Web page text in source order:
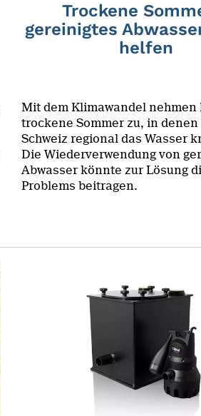
Trockene
gereinigtes
helfen
Mit dem Klimawandel nehmen
trockene Sommer zu, in
Schweiz regional das Wasser
Die Wiederverwendung von
Abwasser könnte zur Lösung
Problems beitragen.